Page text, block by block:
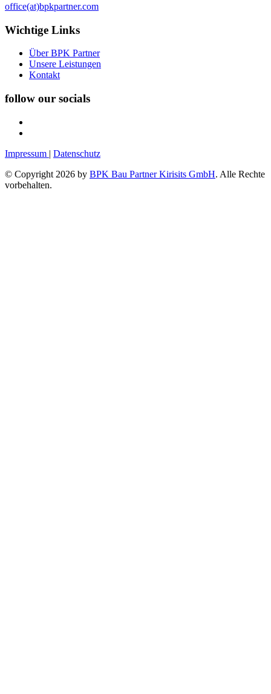
office(at)bpkpartner.com
Wichtige Links
Über BPK Partner
Unsere Leistungen
Kontakt
follow our socials
Impressum | Datenschutz
© Copyright 2026 by BPK Bau Partner Kirisits GmbH. Alle Rechte
vorbehalten.